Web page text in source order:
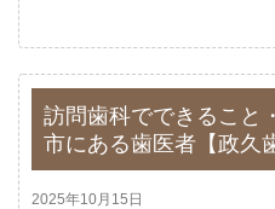
訪問歯科でできること
市にある歯医者【政久
2025年10月15日